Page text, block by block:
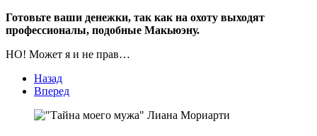
Готовьте ваши денежки, так как на охоту выходят
профессионалы, подобные Макьюэну.
НО! Может я и не прав…
Назад
Вперед